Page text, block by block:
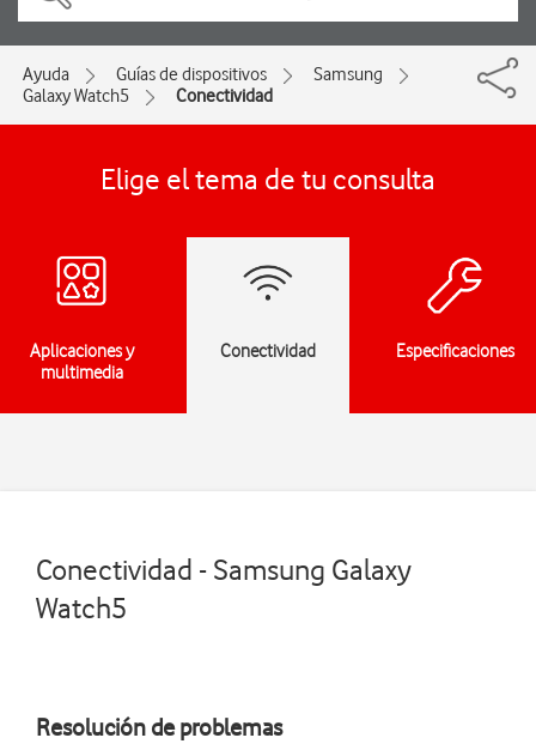
Ayuda Guías de dispositivos
Samsung
Galaxy Watch5
Conectividad
Elige el tema de tu consulta
Aplicaciones y
multimedia
Conectividad Especificaciones
Conectividad - Samsung Galaxy
Watch5
Resolución de problemas